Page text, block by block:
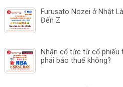
Furusato Nozei ở Nhật
Đến Z
Nhận cổ tức từ cổ phiếu
phải báo thuế không?